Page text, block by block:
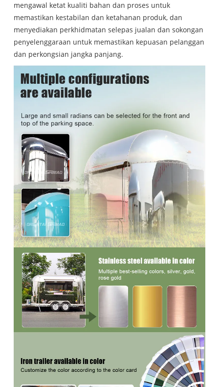
mengawal ketat kualiti bahan dan proses untuk
memastikan kestabilan dan ketahanan produk, dan
menyediakan perkhidmatan selepas jualan dan sokongan
penyelenggaraan untuk memastikan kepuasan pelanggan
dan perkongsian jangka panjang.